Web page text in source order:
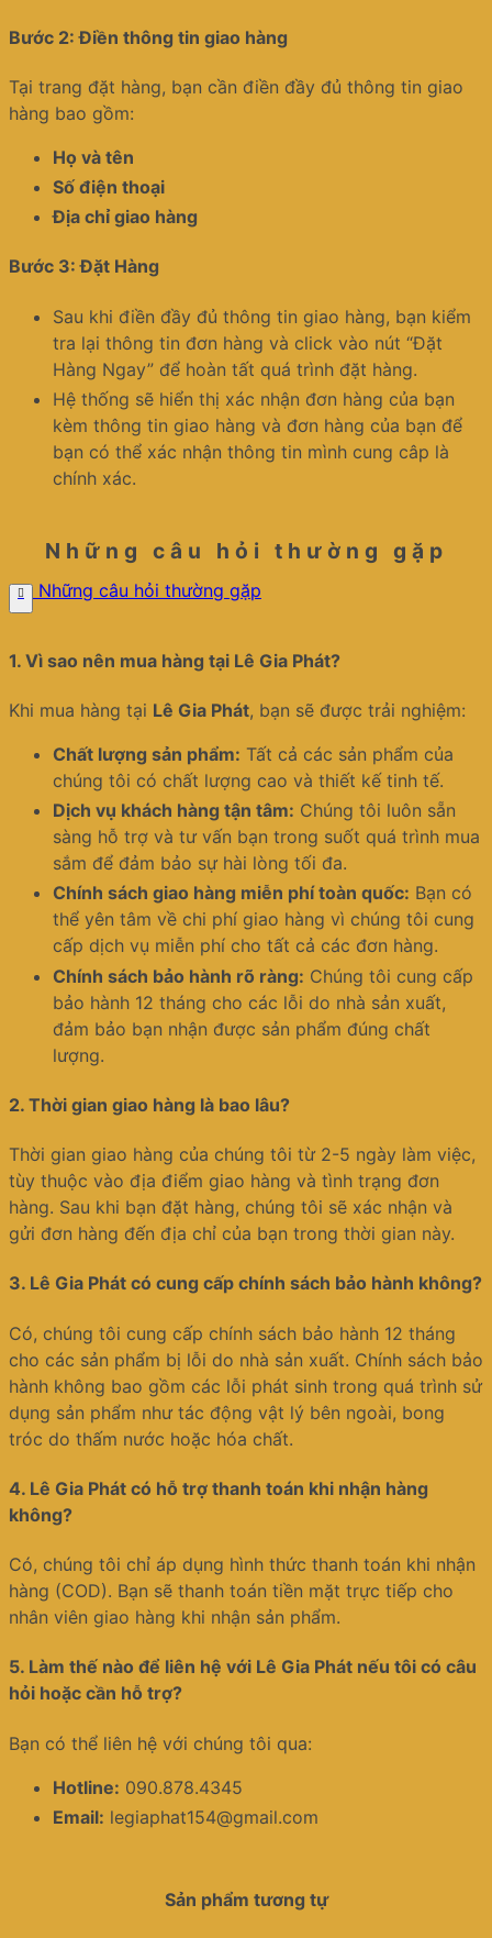
Bước 2: Điền thông tin giao hàng
Tại trang đặt hàng, bạn cần điền đầy đủ thông tin giao
hàng bao gồm:
Họ và tên
Số điện thoại
Địa chỉ giao hàng
Bước 3: Đặt Hàng
Sau khi điền đầy đủ thông tin giao hàng, bạn kiểm
tra lại thông tin đơn hàng và click vào nút “Đặt
Hàng Ngay” để hoàn tất quá trình đặt hàng.
Hệ thống sẽ hiển thị xác nhận đơn hàng của bạn
kèm thông tin giao hàng và đơn hàng của bạn để
bạn có thể xác nhận thông tin mình cung câp là
chính xác.
Những câu hỏi thường gặp
Những câu hỏi thường gặp
1. Vì sao nên mua hàng tại Lê Gia Phát?
Khi mua hàng tại Lê Gia Phát, bạn sẽ được trải nghiệm:
Chất lượng sản phẩm: Tất cả các sản phẩm của
chúng tôi có chất lượng cao và thiết kế tinh tế.
Dịch vụ khách hàng tận tâm: Chúng tôi luôn sẵn
sàng hỗ trợ và tư vấn bạn trong suốt quá trình mua
sắm để đảm bảo sự hài lòng tối đa.
Chính sách giao hàng miễn phí toàn quốc: Bạn có
thể yên tâm về chi phí giao hàng vì chúng tôi cung
cấp dịch vụ miễn phí cho tất cả các đơn hàng.
Chính sách bảo hành rõ ràng: Chúng tôi cung cấp
bảo hành 12 tháng cho các lỗi do nhà sản xuất,
đảm bảo bạn nhận được sản phẩm đúng chất
lượng.
2. Thời gian giao hàng là bao lâu?
Thời gian giao hàng của chúng tôi từ 2-5 ngày làm việc,
tùy thuộc vào địa điểm giao hàng và tình trạng đơn
hàng. Sau khi bạn đặt hàng, chúng tôi sẽ xác nhận và
gửi đơn hàng đến địa chỉ của bạn trong thời gian này.
3. Lê Gia Phát có cung cấp chính sách bảo hành không?
Có, chúng tôi cung cấp chính sách bảo hành 12 tháng
cho các sản phẩm bị lỗi do nhà sản xuất. Chính sách bảo
hành không bao gồm các lỗi phát sinh trong quá trình sử
dụng sản phẩm như tác động vật lý bên ngoài, bong
tróc do thấm nước hoặc hóa chất.
4. Lê Gia Phát có hỗ trợ thanh toán khi nhận hàng
không?
Có, chúng tôi chỉ áp dụng hình thức thanh toán khi nhận
hàng (COD). Bạn sẽ thanh toán tiền mặt trực tiếp cho
nhân viên giao hàng khi nhận sản phẩm.
5. Làm thế nào để liên hệ với Lê Gia Phát nếu tôi có câu
hỏi hoặc cần hỗ trợ?
Bạn có thể liên hệ với chúng tôi qua:
Hotline: 090.878.4345
Email: legiaphat154@gmail.com
Sản phẩm tương tự